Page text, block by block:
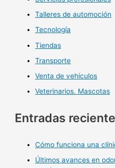
Talleres de automoción
Tecnología
Tiendas
Transporte
Venta de vehículos
Veterinarios. Mascotas
Entradas
Cómo funciona una
Últimos avances en